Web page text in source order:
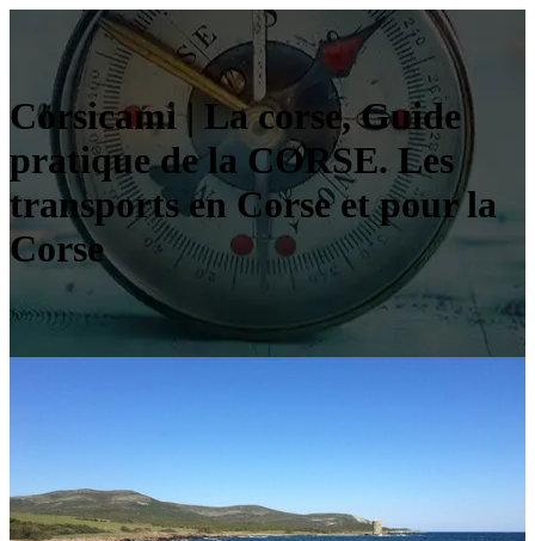
Corsicami | La corse, Guide
pratique de la CORSE. Les
transports en Corse et pour la
Corse